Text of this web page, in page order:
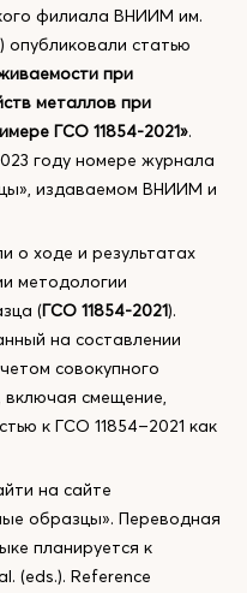
филиала ВНИИМ им.
статью
при
металлов при
ГСО 11854-2021».
году номере журнала
издаваемом ВНИИМ и
о ходе и результатах
методологии
(ГСО 11854-2021).
на составлении
совокупного
включая смещение,
к ГСО 11854–2021 как
на сайте
образцы». Переводная
планируется к
(eds.). Reference